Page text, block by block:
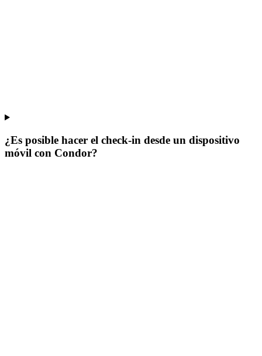
¿Es posible hacer el check-in desde un dispositivo
móvil con Condor?